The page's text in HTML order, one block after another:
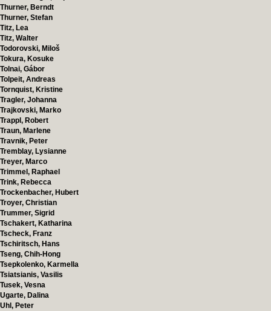
Thurner, Berndt
Thurner, Stefan
Titz, Lea
Titz, Walter
Todorovski, Miloš
Tokura, Kosuke
Tolnai, Gábor
Tolpeit, Andreas
Tornquist, Kristine
Tragler, Johanna
Trajkovski, Marko
Trappl, Robert
Traun, Marlene
Travnik, Peter
Tremblay, Lysianne
Treyer, Marco
Trimmel, Raphael
Trink, Rebecca
Trockenbacher, Hubert
Troyer, Christian
Trummer, Sigrid
Tschakert, Katharina
Tscheck, Franz
Tschiritsch, Hans
Tseng, Chih-Hong
Tsepkolenko, Karmella
Tsiatsianis, Vasilis
Tusek, Vesna
Ugarte, Dalina
Uhl, Peter